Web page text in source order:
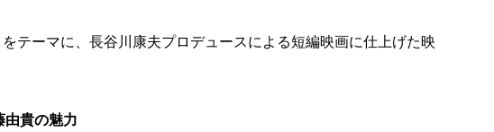
テーマに、⻑⾕川康夫プロデュースによる短編映画に仕上げた映
由貴の魅力